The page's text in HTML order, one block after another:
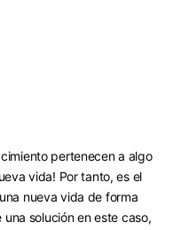
pertenecen a algo
vida! Por tanto, es el
nueva vida de forma
solución en este caso,